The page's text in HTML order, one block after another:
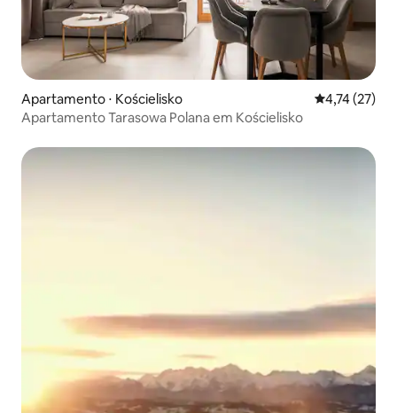
Apartamento ⋅ Kościelisko 4,74 de uma
4,74 (27)
Apartamento Tarasowa Polana em Kościelisko